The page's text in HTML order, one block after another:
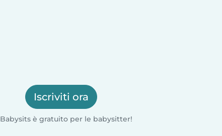
Iscriviti ora
Babysits è gratuito per le babysitter!